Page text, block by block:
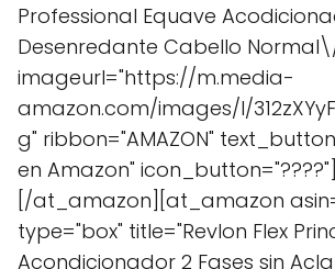
Professional Equave
Desenredante Cabello
imageurl="https://m.media-
amazon.com/images/I/
g" ribbon="AMAZON"
en Amazon" icon_button="????"]
[/at_amazon][at_amazon
type="box" title="Revlon Flex
Acondicionador 2 Fases sin